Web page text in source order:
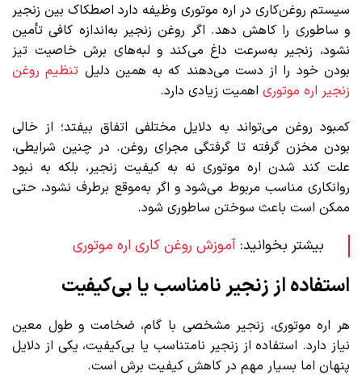
سیستم روغن‌کاری در اره موتوری وظیفه دارد اصطکاک بین زنجیر
و ساطوری را کاهش دهد. اگر روغن زنجیر به‌اندازه کافی تأمین
نشود، زنجیر به‌سرعت داغ می‌کند و لبه‌های برش خاصیت تیز
بودن خود را از دست می‌دهند که به همین دلیل تنظیم روغن
زنجیر اره موتوری اهمیت زیادی دارد.
کمبود روغن می‌تواند به دلایل مختلفی اتفاق بیفتد؛ از خالی
بودن مخزن گرفته تا گرفتگی مجرای روغن. در چنین شرایطی،
علت کند شدن اره موتوری نه به کیفیت زنجیر، بلکه به نبود
روانکاری مناسب مربوط می‌شود و اگر به‌موقع برطرف نشود، حتی
ممکن است باعث سوختن ساطوری شود.
بیشتر بخوانید: آموزش روغن کاری اره موتوری
استفاده از زنجیر نامناسب یا بی‌کیفیت
هر اره موتوری، زنجیر مشخصی با گام، ضخامت و طول معین
نیاز دارد. استفاده از زنجیر نامتناسب یا بی‌کیفیت، یکی از دلایل
پنهان اما بسیار مهم در کاهش کیفیت برش است.